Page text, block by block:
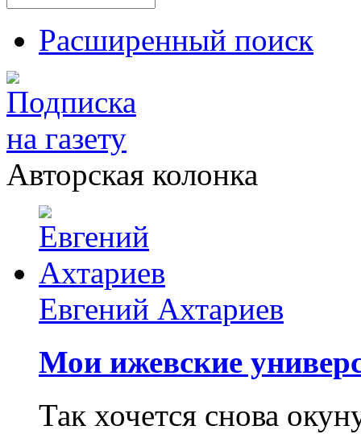
Расширенный поиск
Авторская колонка
Евгений Ахтариев
Мои ижевские
Так хочется снова